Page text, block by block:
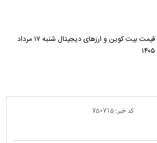
قیمت بیت کوین و ارز‌های دیجیتال شنبه ۱۷ مرداد
۱۴۰۵
کد خبر: ۷۵۰۷۱۵